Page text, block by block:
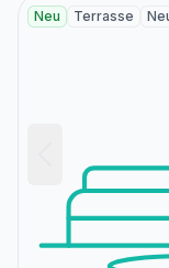
Neu Terrasse